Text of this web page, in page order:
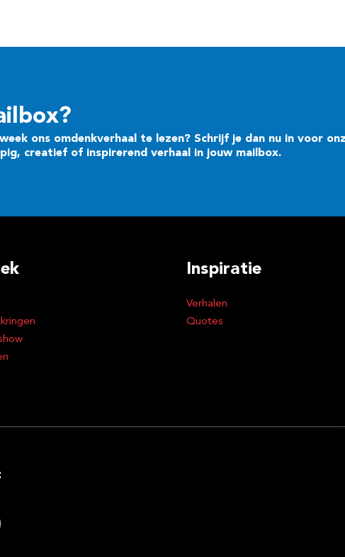
ons omdenkverhaal te lezen? Schrijf je dan nu in voor
creatief of inspirerend verhaal in jouw mailbox.
Inspiratie
Verhalen
Quotes